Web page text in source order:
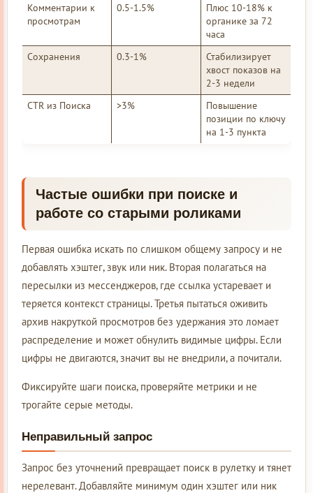
Комментарии к
просмотрам
0.5-1.5%
Плюс 10-18% к
органике за 72
часа
Сохранения
0.3-1%
Стабилизирует
хвост показов на
2-3 недели
CTR из Поиска
>3%
Повышение
позиции по ключу
на 1-3 пункта
Частые ошибки при поиске и
работе со старыми роликами
Первая ошибка искать по слишком общему запросу и не
добавлять хэштег, звук или ник. Вторая полагаться на
пересылки из мессенджеров, где ссылка устаревает и
теряется контекст страницы. Третья пытаться оживить
архив накруткой просмотров без удержания это ломает
распределение и может обнулить видимые цифры. Если
цифры не двигаются, значит вы не внедрили, а почитали.
Фиксируйте шаги поиска, проверяйте метрики и не
трогайте серые методы.
Неправильный запрос
Запрос без уточнений превращает поиск в рулетку и тянет
нерелевант. Добавляйте минимум один хэштег или ник